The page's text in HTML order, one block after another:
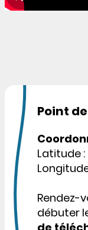
Point
Latitude :
Rendez-
débuter